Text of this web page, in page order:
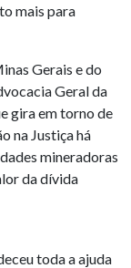
mais para
Gerais e do
Geral da
gira em torno de
na Justiça há
mineradoras
da dívida
toda a ajuda